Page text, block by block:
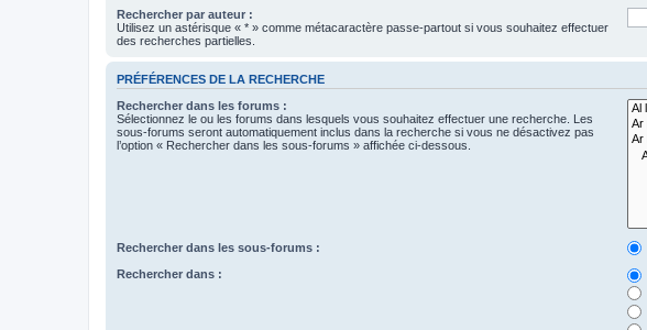
Rechercher par auteur :
Utilisez un astérisque « * » comme métacaractère passe-partout si vous souhaitez effectuer
des recherches partielles.
PRÉFÉRENCES DE LA RECHERCHE
Rechercher dans les forums :
Sélectionnez le ou les forums dans lesquels vous souhaitez effectuer une recherche. Les
sous-forums seront automatiquement inclus dans la recherche si vous ne désactivez pas
l’option « Rechercher dans les sous-forums » affichée ci-dessous.
Rechercher dans les sous-forums :
Rechercher dans :